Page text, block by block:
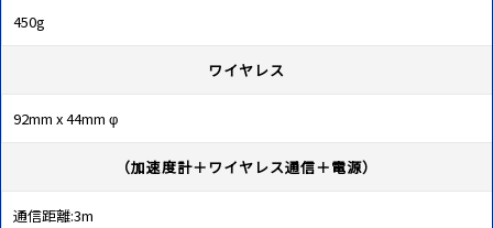
450g
ワイヤレス
92mm x 44mm φ
（加速度計＋ワイヤレス通信＋電源）
通信距離:3m